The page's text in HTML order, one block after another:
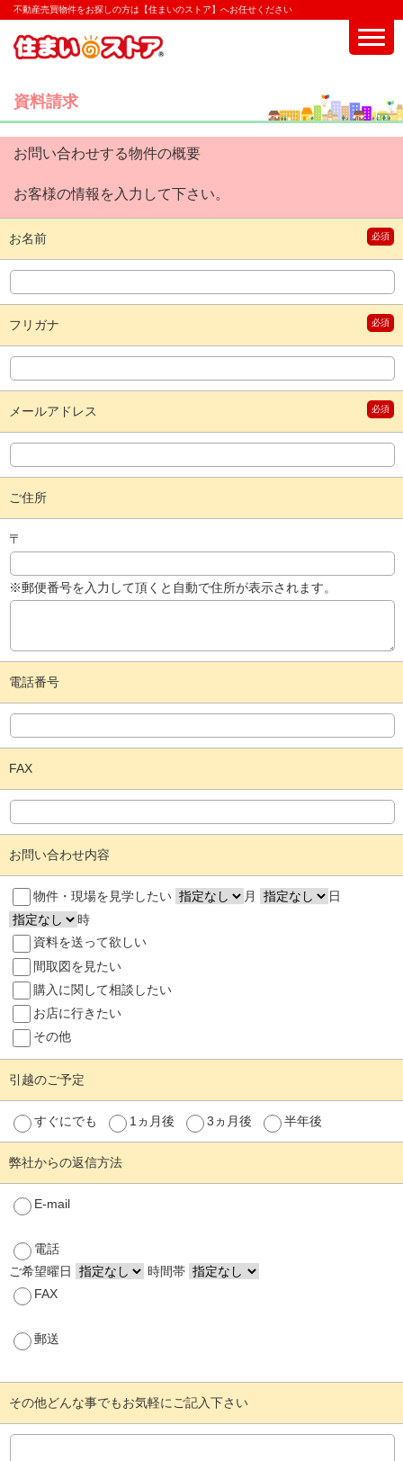
不動産売買物件をお探しの方は【住まいのストア】へお任せください
資料請求
お問い合わせする物件の概要
お客様の情報を入力して下さい。
必須
お名前
必須
フリガナ
必須
メールアドレス
ご住所
〒
※郵便番号を入力して頂くと自動で住所が表示されます。
電話番号
FAX
お問い合わせ内容
物件・現場を見学したい 月
日
時
資料を送って欲しい
間取図を見たい
購入に関して相談したい
お店に行きたい
その他
引越のご予定
すぐにでも 1ヵ月後 3ヵ月後 半年後
弊社からの返信方法
E-mail
電話
ご希望曜日
時間帯
FAX
郵送
その他どんな事でもお気軽にご記入下さい